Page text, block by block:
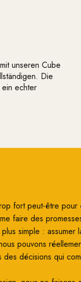
unseren Cube
Die
echter
fort peut-être pour
faire des
simple : assumer
pouvons
des décisions qui